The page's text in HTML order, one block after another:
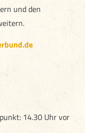
und den
14.30 Uhr vor